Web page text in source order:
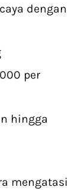
dengan
per
hingga
mengatasi